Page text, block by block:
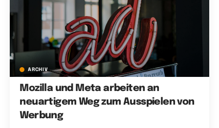
ARCHIV
Mozilla und Meta arbeiten an
neuartigem Weg zum Ausspielen von
Werbung